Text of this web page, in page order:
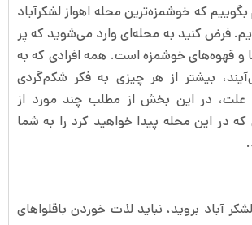
که خوشمزه‌ترین محله اهواز لشکرآباد
فرض کنید به محله‌ای وارد می‌شوید که پر
و قهوه‌های خوشمزه است. همه افرادی که به
بیشتر از هر چیزی به فکر شکم‌گردی
در این بخش از مطلب چند مورد از
در این محله پیدا خواهید کرد را به شما
آباد بروید، نباید لذت خوردن باقلواهای